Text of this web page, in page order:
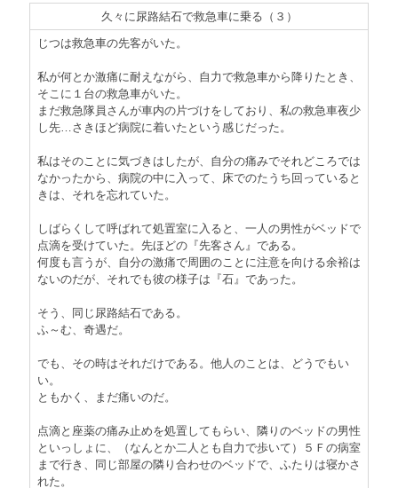
久々に尿路結石で救急車に乗る（３）
じつは救急車の先客がいた。
私が何とか激痛に耐えながら、自力で救急車から降りたとき、
そこに１台の救急車がいた。
まだ救急隊員さんが車内の片づけをしており、私の救急車夜少
し先…さきほど病院に着いたという感じだった。
私はそのことに気づきはしたが、自分の痛みでそれどころでは
なかったから、病院の中に入って、床でのたうち回っていると
きは、それを忘れていた。
しばらくして呼ばれて処置室に入ると、一人の男性がベッドで
点滴を受けていた。先ほどの『先客さん』である。
何度も言うが、自分の激痛で周囲のことに注意を向ける余裕は
ないのだが、それでも彼の様子は『石』であった。
そう、同じ尿路結石である。
ふ～む、奇遇だ。
でも、その時はそれだけである。他人のことは、どうでもい
い。
ともかく、まだ痛いのだ。
点滴と座薬の痛み止めを処置してもらい、隣りのベッドの男性
といっしょに、（なんとか二人とも自力で歩いて）５Ｆの病室
まで行き、同じ部屋の隣り合わせのベッドで、ふたりは寝かさ
れた。